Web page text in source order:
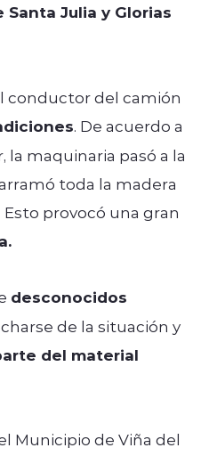
Julia y Glorias
conductor del camión
. De acuerdo a
la maquinaria pasó a la
toda la madera
provocó una gran
desconocidos
de la situación y
del material
Municipio de Viña del